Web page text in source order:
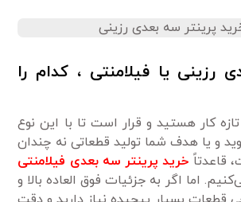
رزینی یا فیلامنتی ، کدام را
کار هستید و قرار است تا با این نوع
و یا هدف شما تولید قطعاتی نه چندان
قاعدتاً خرید پرینتر سه بعدی فیلامنتی
اما اگر به جزئیات فوق العاده بالا و